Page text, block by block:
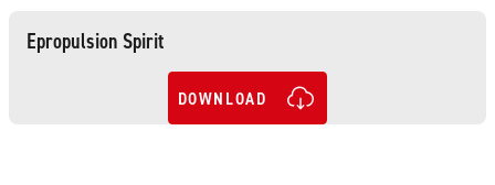
Epropulsion Spirit
DOWNLOAD